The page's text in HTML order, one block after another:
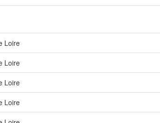
Loire
Loire
Loire
Loire